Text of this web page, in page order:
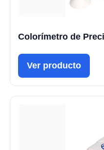
Colorímetro de
Ver producto